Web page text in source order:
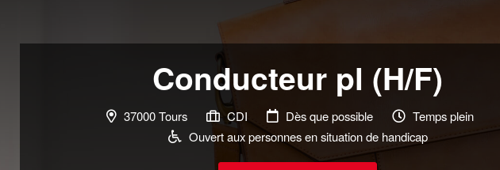
Conducteur pl (H/F)
37000 Tours CDI Dès que possible
Temps plein
Ouvert aux personnes en situation de handicap